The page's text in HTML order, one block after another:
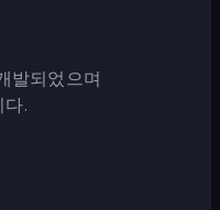
발되었으며
다.